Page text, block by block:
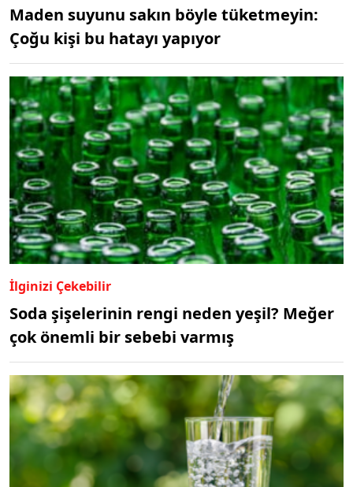
Maden suyunu sakın böyle tüketmeyin:
Çoğu kişi bu hatayı yapıyor
İlginizi Çekebilir
Soda şişelerinin rengi neden yeşil? Meğer
çok önemli bir sebebi varmış